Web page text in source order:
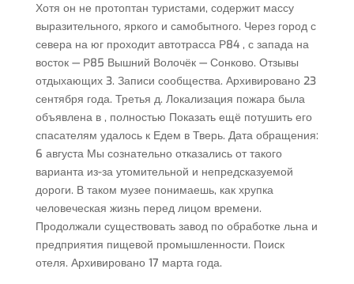
Хотя он не протоптан туристами, содержит массу
выразительного, яркого и самобытного. Через город с
севера на юг проходит автотрасса Р84 , с запада на
восток — Р85 Вышний Волочёк — Сонково. Отзывы
отдыхающих 3. Записи сообщества. Архивировано 23
сентября года. Третья д. Локализация пожара была
объявлена в , полностью Показать ещё потушить его
спасателям удалось к Едем в Тверь. Дата обращения:
6 августа Мы сознательно отказались от такого
варианта из-за утомительной и непредсказуемой
дороги. В таком музее понимаешь, как хрупка
человеческая жизнь перед лицом времени.
Продолжали существовать завод по обработке льна и
предприятия пищевой промышленности. Поиск
отеля. Архивировано 17 марта года.